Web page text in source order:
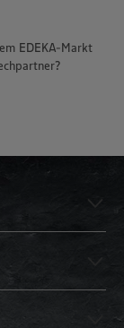
EDEKA-Markt